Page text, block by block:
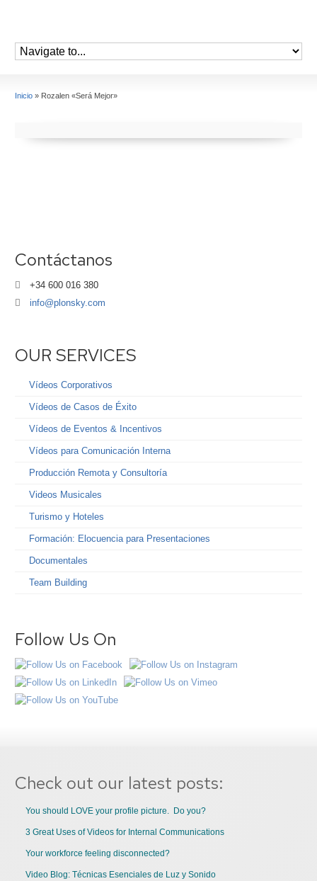
Inicio » Rozalen «Será Mejor»
Contáctanos
+34 600 016 380
info@plonsky.com
OUR SERVICES
Vídeos Corporativos
Vídeos de Casos de Éxito
Vídeos de Eventos & Incentivos
Vídeos para Comunicación Interna
Producción Remota y Consultoría
Videos Musicales
Turismo y Hoteles
Formación: Elocuencia para Presentaciones
Documentales
Team Building
Follow Us On
Check out our latest posts:
You should LOVE your profile picture. Do you?
3 Great Uses of Videos for Internal Communications
Your workforce feeling disconnected?
Video Blog: Técnicas Esenciales de Luz y Sonido